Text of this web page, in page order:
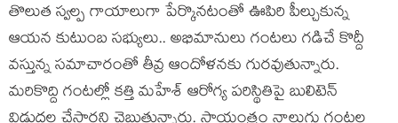
తొలుత స్వల్ప గాయాలుగా పేర్కొనటంతో ఊపిరి పీల్చుకున్న
ఆయన కుటుంబ సభ్యులు.. అభిమానులు గంటలు గడిచే కొద్దీ
వస్తున్న సమాచారంతో తీవ్ర ఆందోళనకు గురవుతున్నారు.
మరికొద్ది గంటల్లో కత్తి మహేశ్ ఆరోగ్య పరిస్థితిపై బులిటెన్